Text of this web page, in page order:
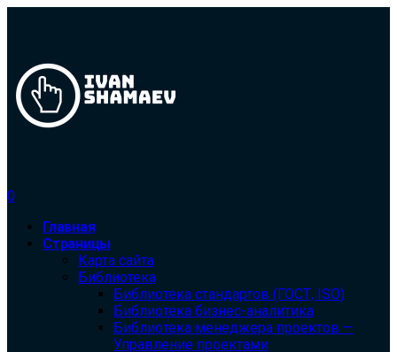
0
Главная
Страницы
Карта сайта
Библиотека
Библиотека cтандартов (ГОСТ, ISO)
Библиотека бизнес-аналитика
Библиотека менеджера проектов —
Управление проектами